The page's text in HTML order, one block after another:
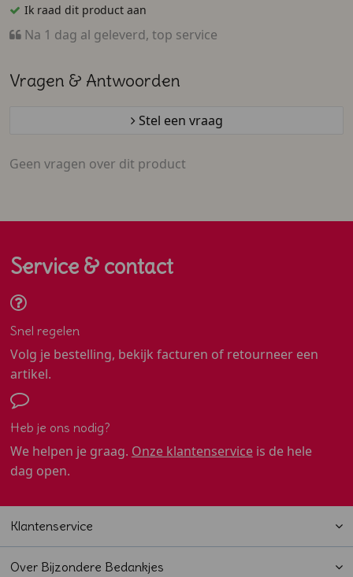
Ik raad dit product aan
Na 1 dag al geleverd, top service
Vragen & Antwoorden
Stel een vraag
Geen vragen over dit product
Service & contact
Snel regelen
Volg je bestelling, bekijk facturen of retourneer een
artikel.
Heb je ons nodig?
We helpen je graag. Onze klantenserviceis de hele
dag open.
Klantenservice
Over Bijzondere Bedankjes